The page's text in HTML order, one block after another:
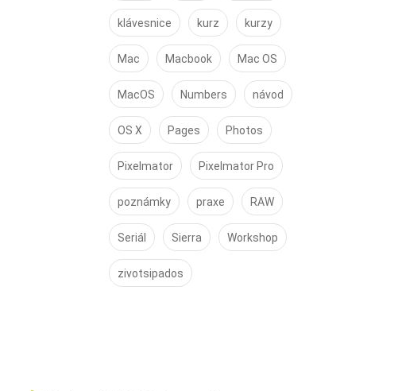
klávesnice kurz kurzy
Mac Macbook Mac OS
MacOS Numbers návod
OS X Pages Photos
Pixelmator Pixelmator Pro
poznámky praxe RAW
Seriál Sierra Workshop
zivotsipados